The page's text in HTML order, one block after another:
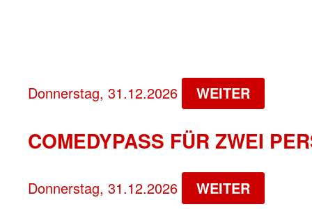
Donnerstag, 31.12.2026 WEITER
COMEDYPASS FÜR ZWEI
Donnerstag, 31.12.2026 WEITER